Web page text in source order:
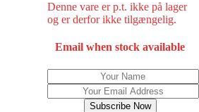
Denne vare er p.t. ikke på lager
og er derfor ikke tilgængelig.
Email when stock available
Subscribe Now